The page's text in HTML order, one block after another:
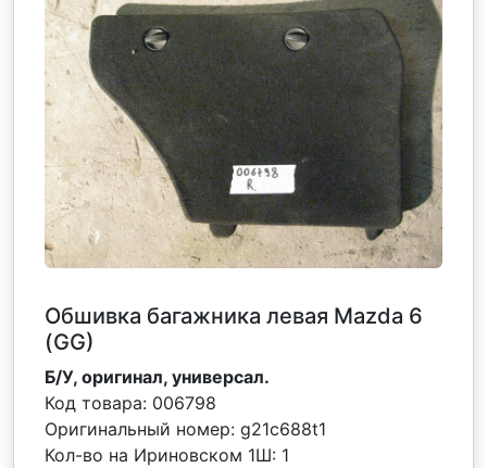
Обшивка багажника левая Mazda 6
(GG)
Б/У, оригинал, универсал.
Код товара: 006798
Оригинальный номер: g21c688t1
Кол-во на Ириновском 1Ш: 1